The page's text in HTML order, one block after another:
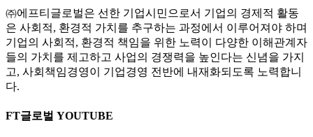
㈜에프티글로벌은 선한 기업시민으로서 기업의 경제적 활동
은 사회적, 환경적 가치를 추구하는 과정에서 이루어져야 하며
기업의 사회적, 환경적 책임을 위한 노력이 다양한 이해관계자
들의 가치를 제고하고 사업의 경쟁력을 높인다는 신념을 가지
고, 사회책임경영이 기업경영 전반에 내재화되도록 노력합니
다.
FT글로벌 YOUTUBE